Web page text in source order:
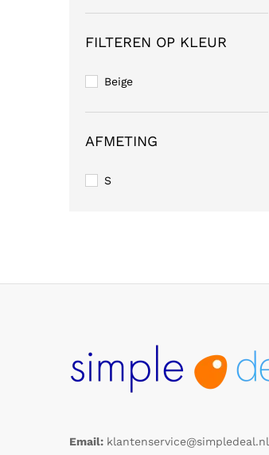
FILTEREN OP KLEUR
Beige
AFMETING
S
Email: klantenservice@simpledeal.nl